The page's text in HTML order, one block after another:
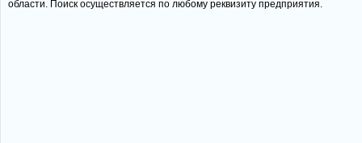
области. Поиск осуществляется по любому реквизиту предприятия.